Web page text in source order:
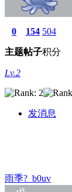
0
主题
154
帖子
504
积分
Lv.2
发消息
雨季?_b0uv